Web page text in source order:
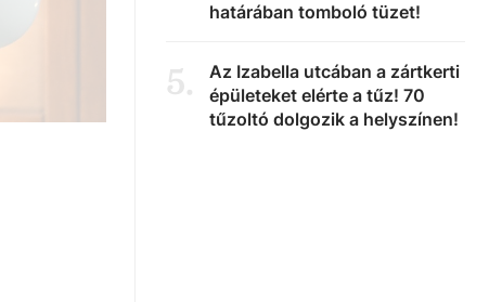
határában tomboló tüzet!
5.
Az Izabella utcában a zártkerti
épületeket elérte a tűz! 70
tűzoltó dolgozik a helyszínen!